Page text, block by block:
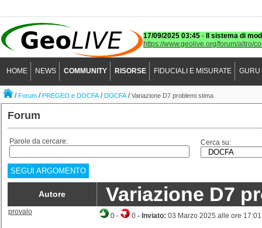
17/09/2025 03:45 -
Il sistema di
https://www.geolive.org/forum/altro/
HOME NEWS COMMUNITY RISORSE FIDUCIALI E MISURATE GURU
/Forum /PREGEO e DOCFA/DOCFA/Variazione D7 problemi stima
Forum
Parole da cercare: Cerca su:
SEGUI ARGOMENTO
Autore Variazione D7
provalo 0 - 0 - Inviato: 03 Marzo 2025 alle ore 17:01